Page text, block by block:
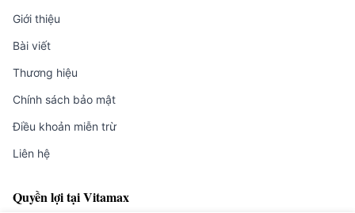
Giới thiệu
Bài viết
Thương hiệu
Chính sách bảo mật
Điều khoản miễn trừ
Liên hệ
Quyền lợi tại Vitamax